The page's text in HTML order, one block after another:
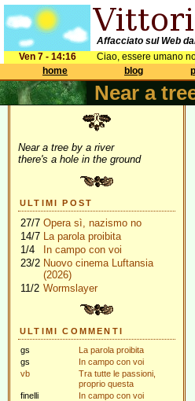
Affacciato sul Web
Ven 7 - 14:16
Ciao, essere umano
home
blog
Near a
Near a tree by a river
there's a hole in the ground
ULTIMI POST
27/7 Opera sì, nazismo no
14/7 La parola proibita
1/4
In campo con voi
23/2 Nuovo cinema Luftansia
(2026)
11/2 Wormslayer
ULTIMI COMMENTI
gs
La parola proibita
gs
In campo con voi
vb
Tra tutte le passioni,
proprio questa
finelli
In campo con voi